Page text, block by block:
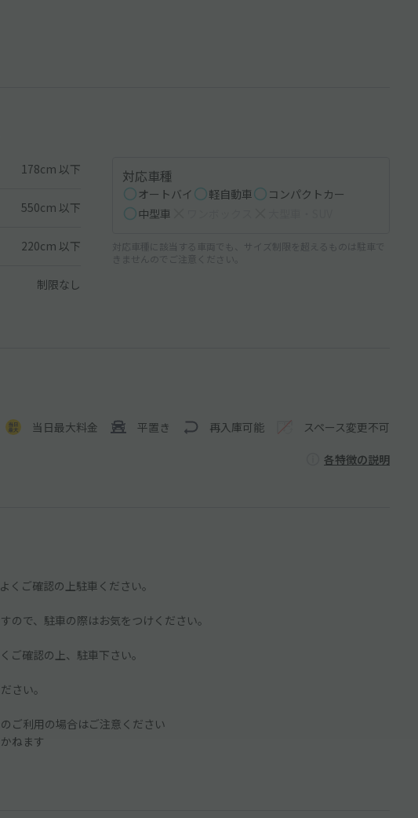
178cm 以下
550cm 以下
220cm 以下
制限なし
対応車種
オートバイ 軽自動車
コンパクトカー
中型車
対応車種に該当する車両でも、サイズ制限を超えるものは駐車で
きませんのでご注意ください。
当日最大料金 平置き 再入庫可能 スペース変更不可
各特徴の説明
くご確認の上駐車ください。
ので、駐車の際はお気をつけください。
ご確認の上、駐車下さい。
さい。
ご利用の場合はご注意ください
ねます